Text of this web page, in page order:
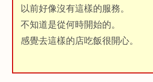
以前好像沒有這樣的服務。
不知道是從何時開始的。
感覺去這樣的店吃飯很開心。